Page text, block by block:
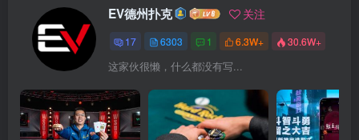
EV德州扑克 关注
17 6303 1 6.3W+ 30.6W+
这家伙很懒，什么都没有写...